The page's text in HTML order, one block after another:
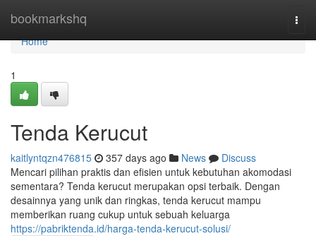
bookmarkshq
Home
Home
1
Tenda Kerucut
kaitlyntqzn476815 357 days ago News
Discuss
Mencari pilihan praktis dan efisien untuk kebutuhan akomodasi
sementara? Tenda kerucut merupakan opsi terbaik. Dengan
desainnya yang unik dan ringkas, tenda kerucut mampu
memberikan ruang cukup untuk sebuah keluarga
https://pabriktenda.id/harga-tenda-kerucut-solusi/